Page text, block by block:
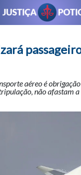
aéreo é
não afastam